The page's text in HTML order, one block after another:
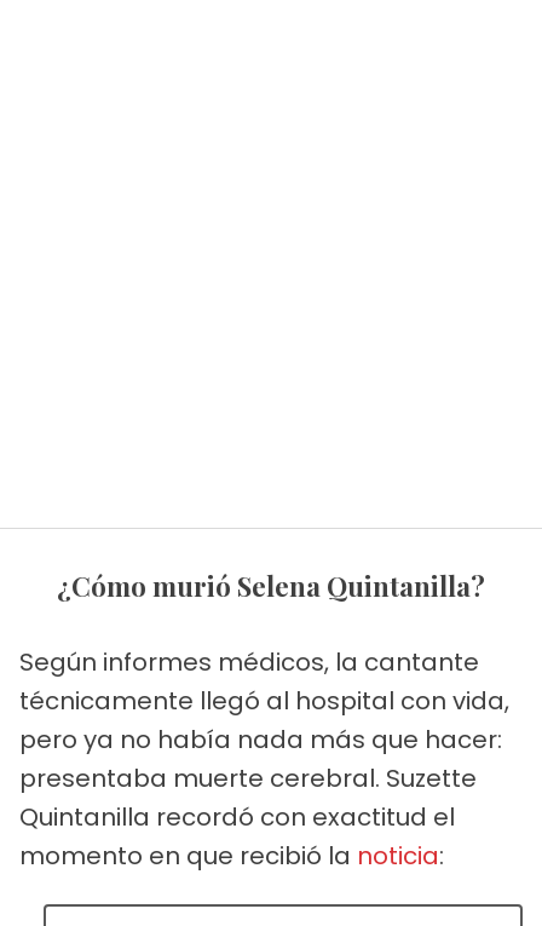
¿Cómo murió Selena Quintanilla?
Según informes médicos, la cantante
técnicamente llegó al hospital con vida,
pero ya no había nada más que hacer:
presentaba muerte cerebral. Suzette
Quintanilla recordó con exactitud el
momento en que recibió la noticia: